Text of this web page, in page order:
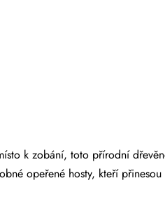
k zobání, toto přírodní
opeřené hosty, kteří